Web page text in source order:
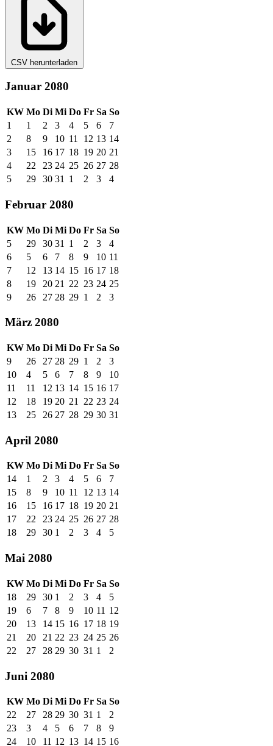
CSV herunterladen
Januar 2080
KW Mo Di Mi Do Fr Sa So
1
1 2 3 4 5 6
7
2
8 9 10 11 12 13 14
3
15 16 17 18 19 20 21
4
22 23 24 25 26 27 28
5
29 30 31 1 2 3 4
Februar 2080
KW Mo Di Mi Do Fr Sa So
5
29 30 31 1 2 3
4
6
5 6 7 8 9 10 11
7
12 13 14 15 16 17 18
8
19 20 21 22 23 24 25
9
26 27 28 29 1 2 3
März 2080
KW Mo Di Mi Do Fr Sa So
9
26 27 28 29 1 2
3
10
4 5 6 7 8 9
10
11
11 12 13 14 15 16 17
12
18 19 20 21 22 23 24
13
25 26 27 28 29 30 31
April 2080
KW Mo Di Mi Do Fr Sa So
14
1 2 3 4 5 6
7
15
8 9 10 11 12 13 14
16
15 16 17 18 19 20 21
17
22 23 24 25 26 27 28
18
29 30 1 2 3 4 5
Mai 2080
KW Mo Di Mi Do Fr Sa So
18
29 30 1 2 3 4
5
19
6 7 8 9 10 11 12
20
13 14 15 16 17 18 19
21
20 21 22 23 24 25 26
22
27 28 29 30 31 1 2
Juni 2080
KW Mo Di Mi Do Fr Sa So
22
27 28 29 30 31 1
2
23
3 4 5 6 7 8
9
24
10 11 12 13 14 15 16